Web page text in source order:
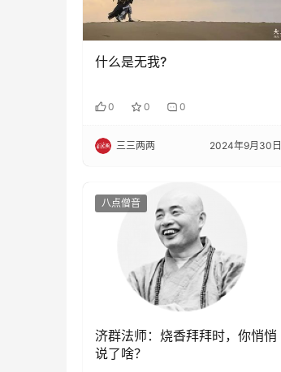
什么是无我?
0 0 0
三三两两 2024年9月30日
八点僧音
济群法师：烧香拜拜时，你悄悄
说了啥？